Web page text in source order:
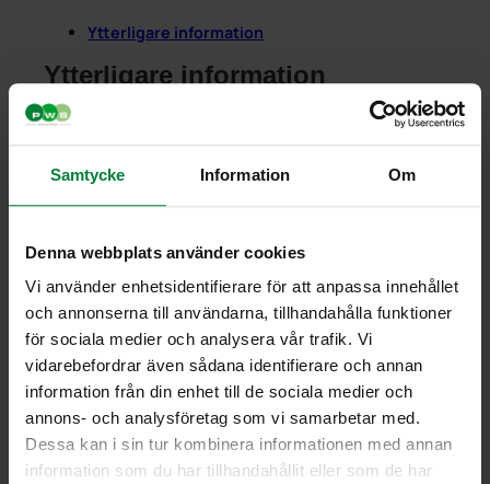
Samtycke Information Om
Denna webbplats använder cookies
Vi använder enhetsidentifierare för att anpassa innehållet
och annonserna till användarna, tillhandahålla funktioner
för sociala medier och analysera vår trafik. Vi
vidarebefordrar även sådana identifierare och annan
information från din enhet till de sociala medier och
annons- och analysföretag som vi samarbetar med.
Dessa kan i sin tur kombinera informationen med annan
information som du har tillhandahållit eller som de har
Ytterligare information
Ytterligare information
Vikt
PWS Nordic
PWS utvecklar
effektiva,
genomtänkta
och väl
fungerande
produkter och
tjänster för
Media
Dokumentbibliotek
Bildbank
Filmer
Forum
Information
Kontakt
Om PWS
Policy/Riktlinjer
Personuppgifter
Impressum
Cookiepolicy